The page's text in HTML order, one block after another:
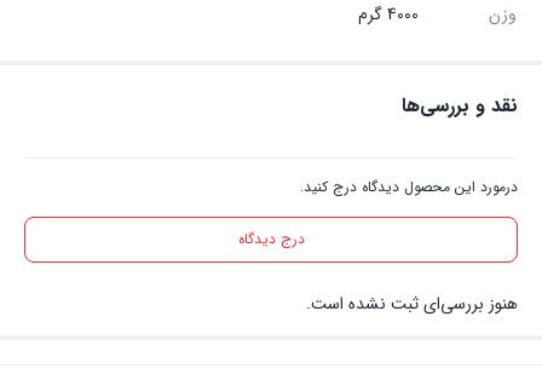
وزن 4000 گرم
نقد و بررسی‌ها
درمورد این محصول دیدگاه درج کنید.
درج دیدگاه
هنوز بررسی‌ای ثبت نشده است.